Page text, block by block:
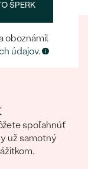
spoľahnúť
už samotný
ŠPERK
oboznámil
údajov.